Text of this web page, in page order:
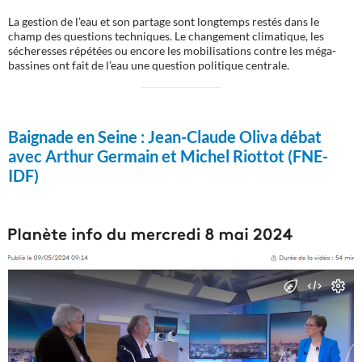
La gestion de l’eau et son partage sont longtemps restés dans le
champ des questions techniques. Le changement climatique, les
sécheresses répétées ou encore les mobilisations contre les méga-
bassines ont fait de l’eau une question politique centrale.
Baignade en Seine :Jean-Claude Oliva débat
avec Arthur Germain et Michel Riottot (FNE-
IDF)